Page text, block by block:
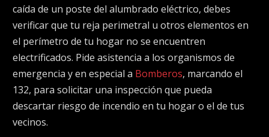
caída de un poste del alumbrado eléctrico, debes
verificar que tu reja perimetral u otros elementos en
el perímetro de tu hogar no se encuentren
electrificados. Pide asistencia a los organismos de
emergencia y en especial a Bomberos, marcando el
132, para solicitar una inspección que pueda
descartar riesgo de incendio en tu hogar o el de tus
vecinos.